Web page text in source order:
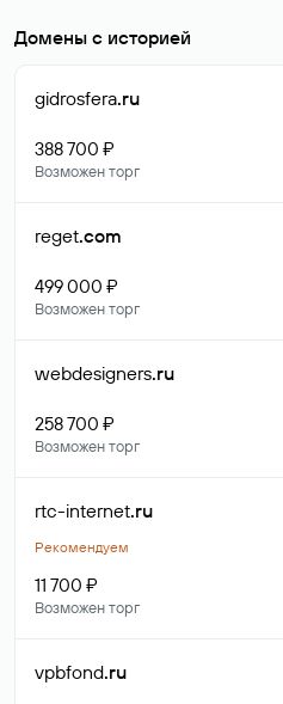
Домены с историей
gidrosfera.ru
388 700 ₽
Возможен торг
reget.com
499 000 ₽
Возможен торг
webdesigners.ru
258 700 ₽
Возможен торг
rtc-internet.ru
Рекомендуем
11 700 ₽
Возможен торг
vpbfond.ru